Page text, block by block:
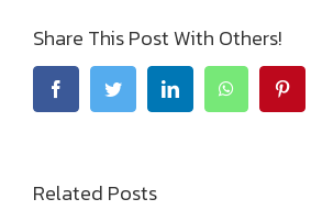
Share This Post With Others!
Related Posts